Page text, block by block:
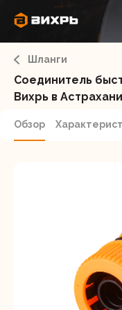
О бренде
Блог
Шланги
Соединитель
Вихрь в Астрахани
Обзор
ВАШ ЗАКАЗ
Корзина
Ваша корзина